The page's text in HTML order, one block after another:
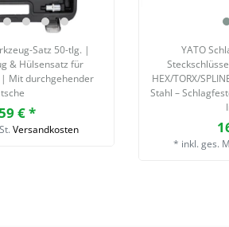
Satz 50-tlg. |
& Hülsensatz für
Mit durchgehender
€ *
Versandkosten
YATO
HEX/TORX/
Stahl –
* inkl. ges.